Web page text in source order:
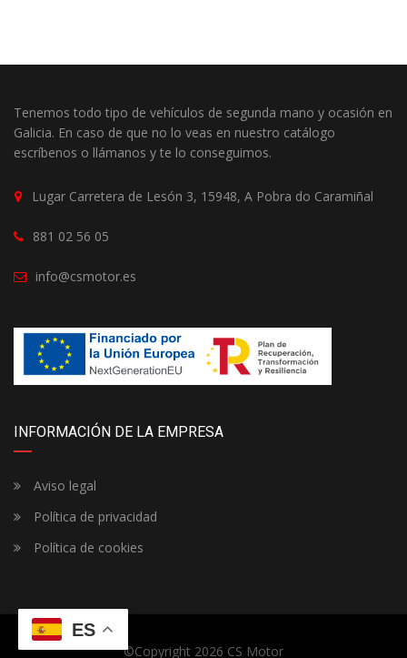
Tenemos todo tipo de vehículos de segunda mano y ocasión en
Galicia. En caso de que no lo veas en nuestro catálogo
escríbenos o llámanos y te lo conseguimos.
Lugar Carretera de Lesón 3, 15948, A Pobra do Caramiñal
881 02 56 05
info@csmotor.es
INFORMACIÓN DE LA EMPRESA
Aviso legal
Política de privacidad
Política de cookies
©Copyright 2026 CS Motor
ES